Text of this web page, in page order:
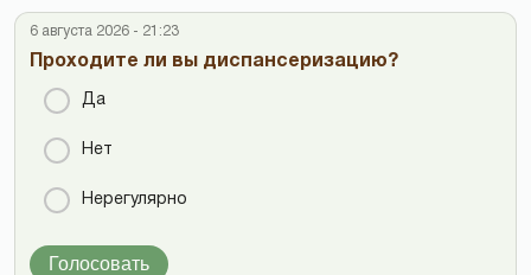
6 августа 2026 - 21:23
Проходите ли вы диспансеризацию?
Да
Нет
Нерегулярно
Голосовать